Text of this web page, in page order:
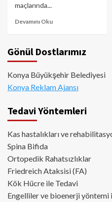
maçlarında...
Devamını Oku
Gönül Dostlarımız
Konya Büyükşehir Belediyesi
Konya Reklam Ajansı
Tedavi Yöntemleri
Kas hastalıkları ve
Spina Bifida
Ortopedik Rahatsızlıklar
Friedreich Ataksisi (FA)
Kök Hücre ile Tedavi
Engelliler ve bioenerji yöntemi